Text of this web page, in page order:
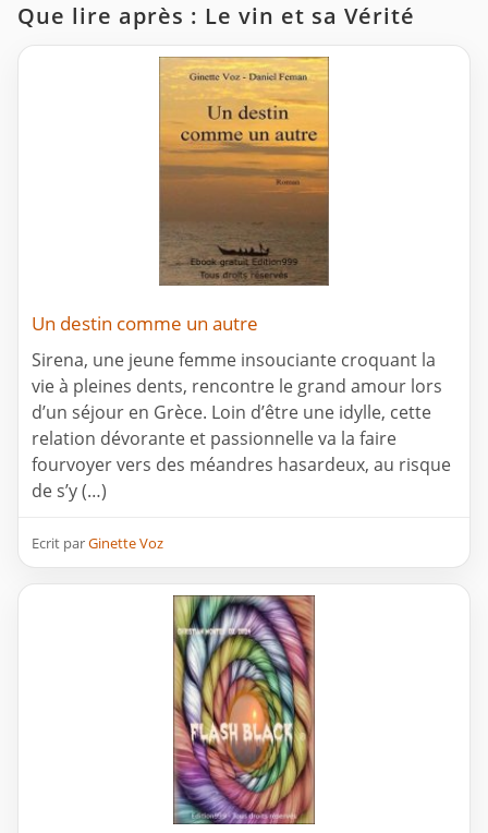
Que lire après : Le vin et sa Vérité
Un destin comme un autre
Sirena, une jeune femme insouciante croquant la
vie à pleines dents, rencontre le grand amour lors
d’un séjour en Grèce. Loin d’être une idylle, cette
relation dévorante et passionnelle va la faire
fourvoyer vers des méandres hasardeux, au risque
de s’y (…)
Ecrit parGinette Voz